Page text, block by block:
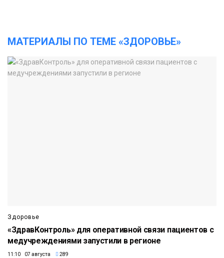
МАТЕРИАЛЫ ПО ТЕМЕ «ЗДОРОВЬЕ»
Здоровье
«ЗдравКонтроль» для оперативной связи пациентов с
медучреждениями запустили в регионе
11:10 07 августа 289